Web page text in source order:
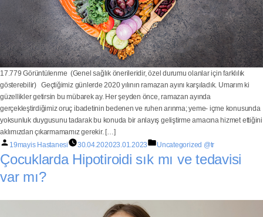
17.779 Görüntülenme (Genel sağlık önerileridir, özel durumu olanlar için farklılık
gösterebilir) Geçtiğimiz günlerde 2020 yılının ramazan ayını karşıladık. Umarım ki
güzellikler getirsin bu mübarek ay. Her şeyden önce, ramazan ayında
gerçekleştirdiğimiz oruç ibadetinin bedenen ve ruhen arınma; yeme- içme konusunda
yoksunluk duygusunu tadarak bu konuda bir anlayış geliştirme amacına hizmet ettiğini
aklımızdan çıkarmamamız gerekir. […]
19mayis Hastanesi
30.04.202023.01.2023 Uncategorized @tr
Çocuklarda Hipotiroidi sık mı ve tedavisi
var mı?